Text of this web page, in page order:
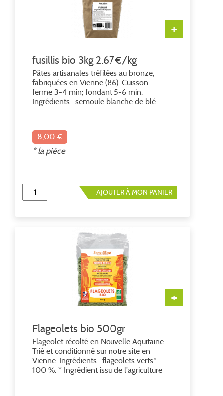
+
fusillis bio 3kg 2.67€/kg
Pâtes artisanales tréfilées au bronze,
fabriquées en Vienne (86). Cuisson :
ferme 3-4 min; fondant 5-6 min.
Ingrédients : semoule blanche de blé
8,00 €
* la pièce
AJOUTER À MON PANIER
+
Flageolets bio 500gr
Flageolet récolté en Nouvelle Aquitaine.
Trié et conditionné sur notre site en
Vienne. Ingrédients : flageolets verts*
100 %. * Ingrédient issu de l'agriculture